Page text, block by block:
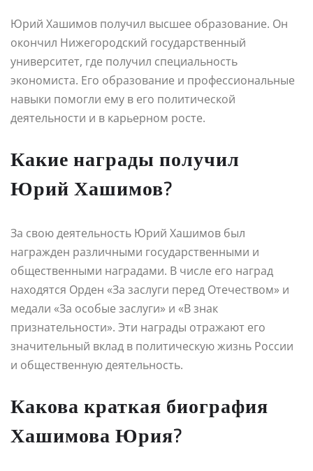
Юрий Хашимов получил высшее образование. Он
окончил Нижегородский государственный
университет, где получил специальность
экономиста. Его образование и профессиональные
навыки помогли ему в его политической
деятельности и в карьерном росте.
Какие награды получил
Юрий Хашимов?
За свою деятельность Юрий Хашимов был
награжден различными государственными и
общественными наградами. В числе его наград
находятся Орден «За заслуги перед Отечеством» и
медали «За особые заслуги» и «В знак
признательности». Эти награды отражают его
значительный вклад в политическую жизнь России
и общественную деятельность.
Какова краткая биография
Хашимова Юрия?